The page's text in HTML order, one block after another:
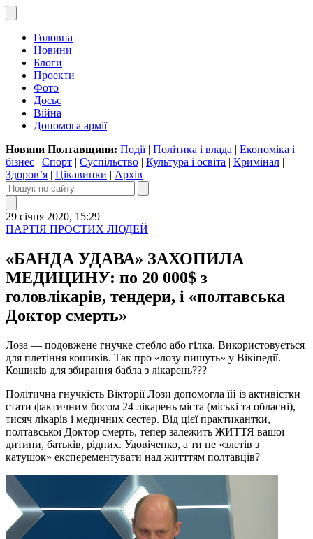
Головна
Новини
Блоги
Проекти
Фото
Досьє
Війна
Допомога армії
Новини Полтавщини: Події| Політика і влада | Економіка і
бізнес | Спорт | Суспільство | Культура і освіта | Кримінал |
Здоров’я | Цікавинки | Архів
29 січня 2020, 15:29
ПАРТІЯ ПРОСТИХ ЛЮДЕЙ
«БАНДА УДАВА» ЗАХОПИЛА
МЕДИЦИНУ: по 20 000$ з
головлікарів, тендери, і «полтавська
Доктор смерть»
Лоза — подовжене гнучке стебло або гілка. Використовується
для плетіння кошиків. Так про «лозу пишуть» у Вікіпедії.
Кошиків для збирання бабла з лікарень???
Політична гнучкість Вікторії Лози допомогла їй із активістки
стати фактичним босом 24 лікарень міста (міські та обласні),
тисяч лікарів і медичних сестер. Від цієї практикантки,
полтавської Доктор смерть, тепер залежить ЖИТТЯ вашої
дитини, батьків, рідних. Удовіченко, а ти не «злетів з
катушок» експерементувати над житттям полтавців?